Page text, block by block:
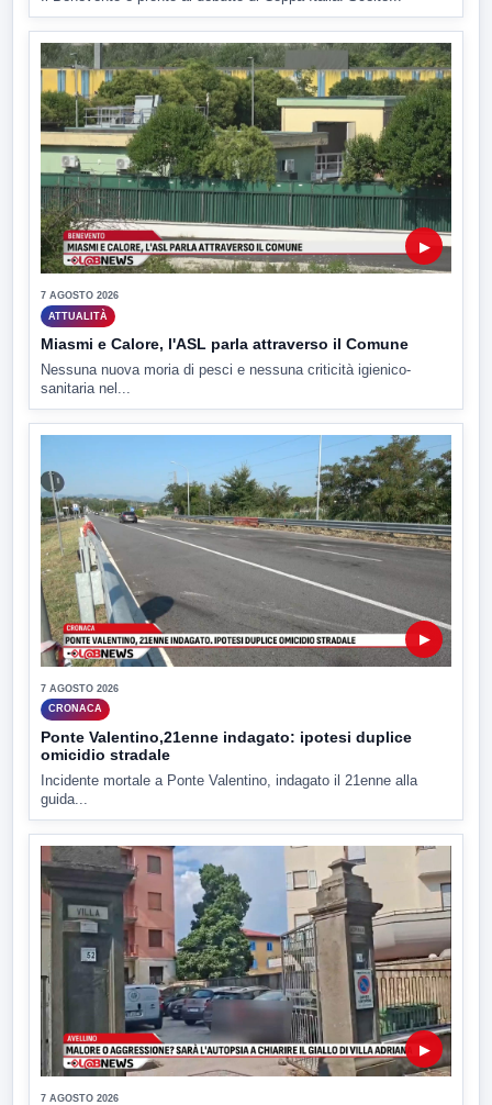
▶
7 AGOSTO 2026
ATTUALITÀ
Miasmi e Calore, l'ASL parla attraverso il Comune
Nessuna nuova moria di pesci e nessuna criticità igienico-
sanitaria nel...
▶
7 AGOSTO 2026
CRONACA
Ponte Valentino,21enne indagato: ipotesi duplice
omicidio stradale
Incidente mortale a Ponte Valentino, indagato il 21enne alla
guida...
▶
7 AGOSTO 2026